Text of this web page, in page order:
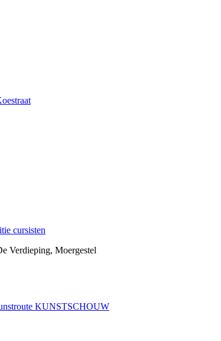
cursisten
Verdieping, Moergestel
KUNSTSCHOUW